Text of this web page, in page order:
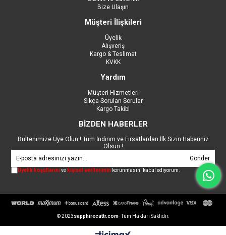
Bize Ulaşın
Müşteri İlişkileri
Üyelik
Alışveriş
Kargo & Teslimat
KVKK
Yardım
Müşteri Hizmetleri
Sıkça Sorulan Sorular
Kargo Takibi
BİZDEN HABERLER
Bültenimize Üye Olun ! Tüm İndirim ve Fırsatlardan İlk Sizin Haberiniz
Olsun !
Gönder
Üyelik koşullarını ve kişisel verilerimin korunmasını kabul ediyorum.
© 2023sapphirecattr.com- Tüm Hakları Saklıdır.